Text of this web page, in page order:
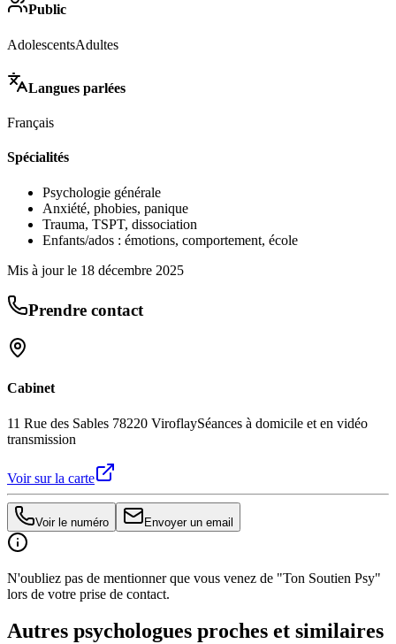
Public
AdolescentsAdultes
Langues parlées
Français
Spécialités
Psychologie générale
Anxiété, phobies, panique
Trauma, TSPT, dissociation
Enfants/ados : émotions, comportement, école
Mis à jour le 18 décembre 2025
Prendre contact
Cabinet
11 Rue des Sables 78220 ViroflaySéances à domicile et en vidéo
transmission
Voir sur la carte
Voir le numéro Envoyer un email
N'oubliez pas de mentionner que vous venez de "Ton Soutien Psy"
lors de votre prise de contact.
Autres psychologues proches et similaires